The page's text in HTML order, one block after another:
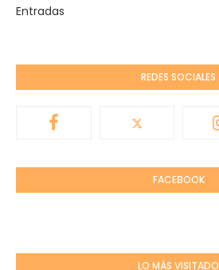
Entradas
REDES SOCIALES
FACEBOOK
LO MÁS VISITADO